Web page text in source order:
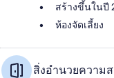
สร้างขึ้นในปี
ห้องจัดเลี้ยง
สิ่งอำนวยความ